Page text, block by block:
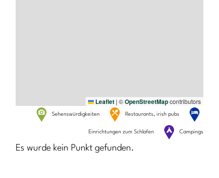
Leaflet | ©OpenStreetMapcontributors
Sehenswürdigkeiten Restaurants, irish pubs
Einrichtungen zum Schlafen Campings
Es wurde kein Punkt gefunden.